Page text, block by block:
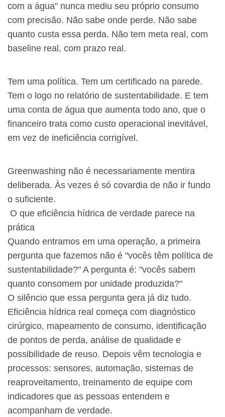
com a água" nunca mediu seu próprio consumo
com precisão. Não sabe onde perde. Não sabe
quanto custa essa perda. Não tem meta real, com
baseline real, com prazo real.
Tem uma política. Tem um certificado na parede.
Tem o logo no relatório de sustentabilidade. E tem
uma conta de água que aumenta todo ano, que o
financeiro trata como custo operacional inevitável,
em vez de ineficiência corrigível.
Greenwashing não é necessariamente mentira
deliberada. Às vezes é só covardia de não ir fundo
o suficiente.
O que eficiência hídrica de verdade parece na
prática
Quando entramos em uma operação, a primeira
pergunta que fazemos não é "vocês têm política de
sustentabilidade?" A pergunta é: "vocês sabem
quanto consomem por unidade produzida?"
O silêncio que essa pergunta gera já diz tudo.
Eficiência hídrica real começa com diagnóstico
cirúrgico, mapeamento de consumo, identificação
de pontos de perda, análise de qualidade e
possibilidade de reuso. Depois vêm tecnologia e
processos: sensores, automação, sistemas de
reaproveitamento, treinamento de equipe com
indicadores que as pessoas entendem e
acompanham de verdade.